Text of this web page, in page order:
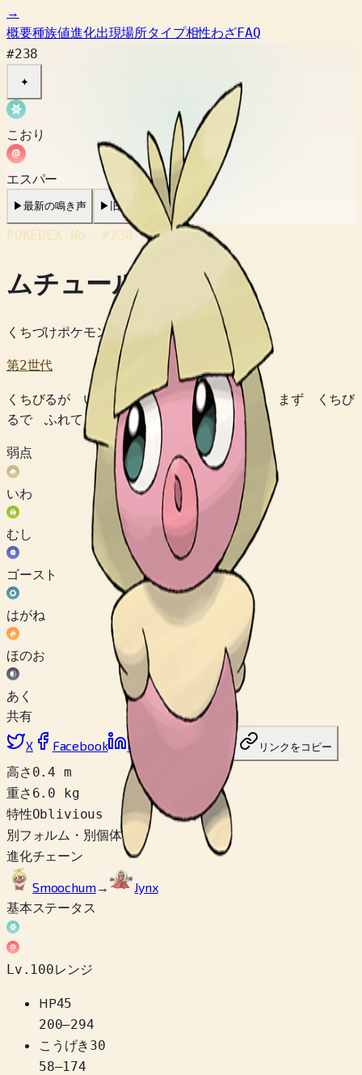
→
概要種族値進化出現場所タイプ相性わざFAQ
#238
✦
こおり
エスパー
▶最新の鳴き声 ▶ 旧作の鳴き声
POKÉDEX No. #238
ムチュール
くちづけポケモン
第2世代
くちびるが いちばん びんかん。 なんでも まず くちび
るで ふれて どんなものか かくにんする。
弱点
いわ
むし
ゴースト
はがね
ほのお
あく
共有
X
Facebook LinkedIn リンクをコピー
高さ 0.4 m
重さ 6.0 kg
特性Oblivious
別フォルム・別個体1
進化チェーン
Smoochum→
Jynx
基本ステータス
Lv.100レンジ
HP45
200–294
こうげき 30
58–174